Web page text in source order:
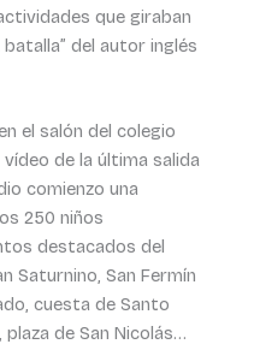
que giraban
del autor inglés
el salón del colegio
de la última salida
comienzo una
250 niños
destacados del
Saturnino, San Fermín
cuesta de Santo
de San Nicolás…